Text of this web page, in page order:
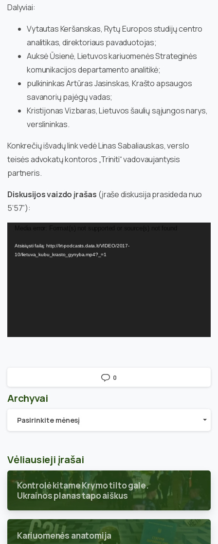
Dalyviai:
Vytautas Keršanskas, Rytų Europos studijų centro
analitikas, direktoriaus pavaduotojas;
Auksė Ūsienė, Lietuvos kariuomenės Strateginės
komunikacijos departamento analitikė;
pulkininkas Artūras Jasinskas, Krašto apsaugos
savanorių pajėgų vadas;
Kristijonas Vizbaras, Lietuvos šaulių sąjungos narys,
verslininkas.
Konkrečių išvadų link vedė Linas Sabaliauskas, verslo
teisės advokatų kontoros „Triniti“ vadovaujantysis
partneris.
Diskusijos vaizdo įrašas (įraše diskusija prasideda nuo
5’57”):
Video
grotuvas
Media error: Format(s) not supported or source(s) not found
Atsisiųsti failą: http://lrt-podcasts.data.lt/VIDEO/2017-
10/lietuva_kubu_krasto_gynyba.mp4?_=1
0
Archyvai
Archyvai
Pasirinkite mėnesį
Vėliausieji įrašai
Kontrolė kitame Krymo tilto gale.
Ukrainos planas tapo aiškus
Kariuomenės anatomija